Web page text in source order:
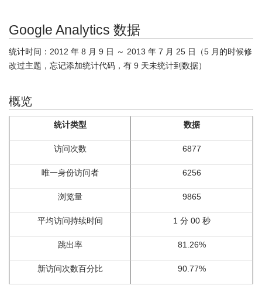
Google Analytics 数据
统计时间：2012 年 8 月 9 日 ～ 2013 年 7 月 25 日（5 月的时候修
改过主题，忘记添加统计代码，有 9 天未统计到数据）
概览
统计类型 数据
访问次数 6877
唯一身份访问者 6256
浏览量 9865
平均访问持续时间 1 分 00 秒
跳出率 81.26%
新访问次数百分比 90.77%